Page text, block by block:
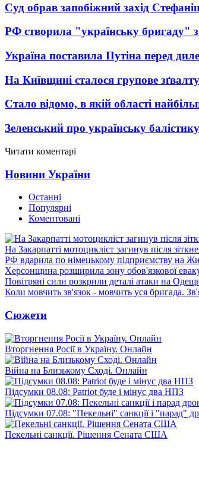
Суд обрав запобіжний захід
РФ створила "українську бригаду"
Україна поставила Путіна перед
На Київщині сталося групове
Стало відомо, в якій області
Зеленський про українську
Читати коментарі
Новини України
Останні
Популярні
Коментовані
На Закарпатті мотоцикліст загинув після
РФ вдарила по німецькому підприємству на
Херсонщина розширила зону обов'язкової
Повітряні сили розкрили деталі атаки на
Коли мовчить зв'язок - мовчить уся бригада.
Сюжети
Вторгнення Росії в Україну. Онлайн
Війна на Близькому Сході. Онлайн
Підсумки 08.08: Patriot буде і мінус два НПЗ
Підсумки 07.08: "Пекельні" санкції і "парад"
Пекельні санкції. Рішення Сената США